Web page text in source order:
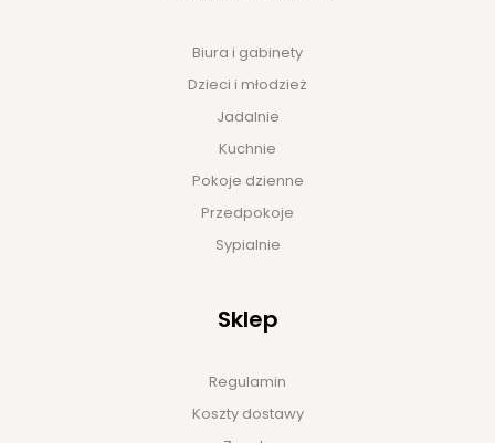
Biura i gabinety
Dzieci i młodzież
Jadalnie
Kuchnie
Pokoje dzienne
Przedpokoje
Sypialnie
Sklep
Regulamin
Koszty dostawy